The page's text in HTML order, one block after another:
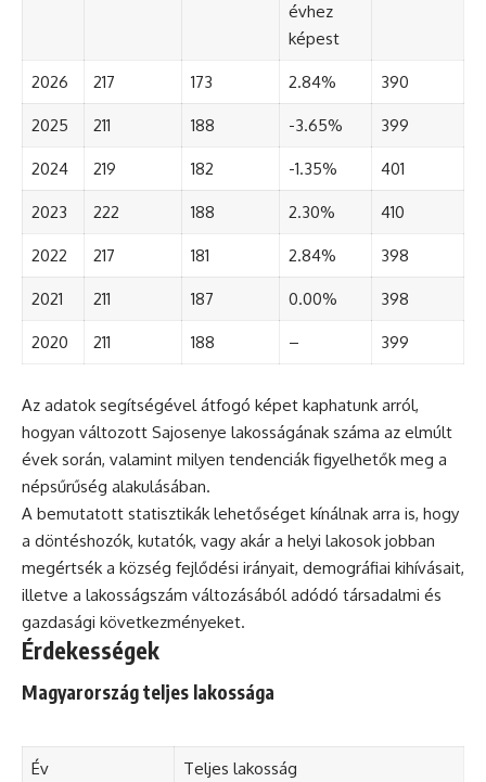
évhez
képest
2026 217 173 2.84% 390
2025 211 188 -3.65% 399
2024 219 182 -1.35% 401
2023 222 188 2.30% 410
2022 217 181 2.84% 398
2021 211 187 0.00% 398
2020 211 188 – 399
Az adatok segítségével átfogó képet kaphatunk arról,
hogyan változott Sajosenye lakosságának száma az elmúlt
évek során, valamint milyen tendenciák figyelhetők meg a
népsűrűség alakulásában.
A bemutatott statisztikák lehetőséget kínálnak arra is, hogy
a döntéshozók, kutatók, vagy akár a helyi lakosok jobban
megértsék a község fejlődési irányait, demográfiai kihívásait,
illetve a lakosságszám változásából adódó társadalmi és
gazdasági következményeket.
Érdekességek
Magyarország teljes lakossága
Év Teljes lakosság